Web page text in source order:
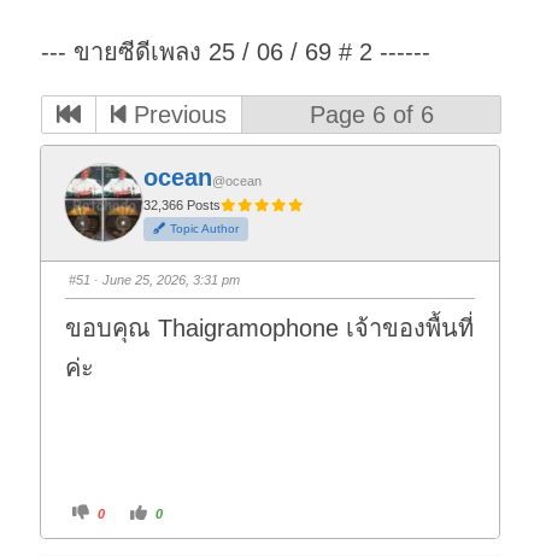
--- ขายซีดีเพลง 25 / 06 / 69 # 2 ------
Previous Page 6 of 6
ocean@ocean
32,366 Posts
Topic Author
#51 · June 25, 2026, 3:31 pm
ขอบคุณ Thaigramophone เจ้าของพื้นที่
ค่ะ
C
i
0
C
i
0